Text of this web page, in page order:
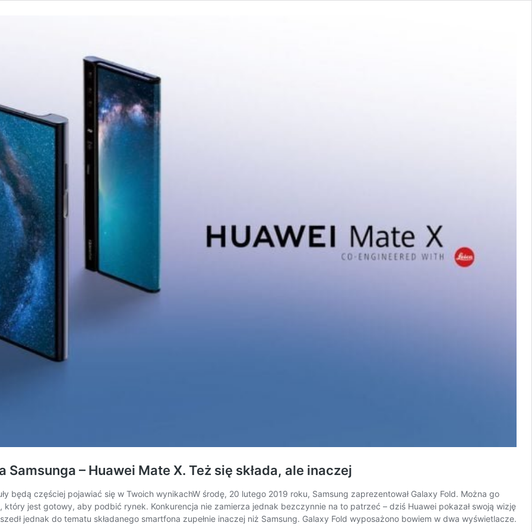
– Huawei Mate X. Też się składa, ale inaczej
będą częściej pojawiać się w Twoich wynikachW środę, 20 lutego 2019 roku, Samsung zaprezentował Galaxy Fold. Można go
jest gotowy, aby podbić rynek. Konkurencja nie zamierza jednak bezczynnie na to patrzeć – dziś Huawei pokazał swoją wizję
jednak do tematu składanego smartfona zupełnie inaczej niż Samsung. Galaxy Fold wyposażono bowiem w dwa wyświetlacze.